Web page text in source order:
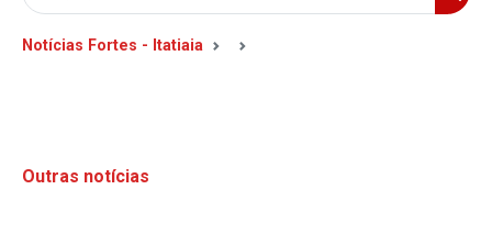
Notícias Fortes - Itatiaia
Outras notícias